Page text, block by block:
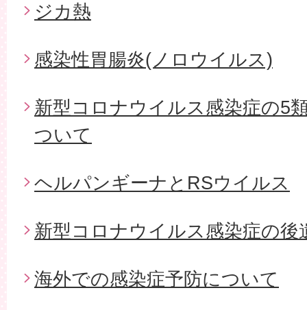
ジカ熱
感染性胃腸炎(ノロウイルス)
新型コロナウイルス感染症の5
ついて
ヘルパンギーナとRSウイルス
新型コロナウイルス感染症の後
海外での感染症予防について